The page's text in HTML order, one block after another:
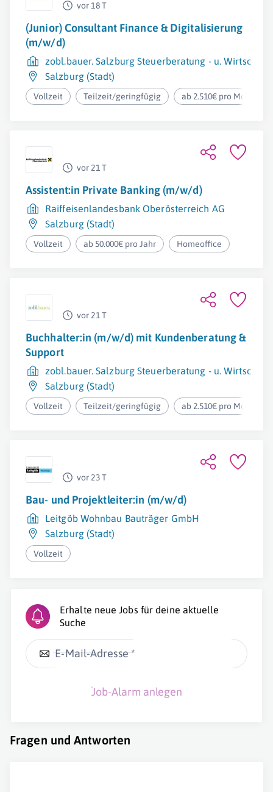
vor 18 T
(Junior) Consultant Finance & Digitalisierung
(m/w/d)
zobl.bauer. Salzburg Steuerberatung - u.
Salzburg (Stadt)
Vollzeit Teilzeit/geringfügig ab 2.510€ pro Monat
vor 21 T
Assistent:in Private Banking (m/w/d)
Raiffeisenlandesbank Oberösterreich AG
Salzburg (Stadt)
Vollzeit ab 50.000€ pro Jahr Homeoffice
vor 21 T
Buchhalter:in (m/w/d) mit Kundenberatung &
Support
zobl.bauer. Salzburg Steuerberatung - u.
Salzburg (Stadt)
Vollzeit Teilzeit/geringfügig ab 2.510€ pro Monat
vor 23 T
Bau- und Projektleiter:in (m/w/d)
Leitgöb Wohnbau Bauträger GmbH
Salzburg (Stadt)
Vollzeit
Erhalte neue Jobs für deine aktuelle
Suche
E-Mail-Adresse *
Job-Alarm anlegen
Fragen und Antworten